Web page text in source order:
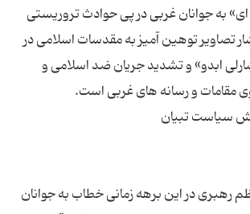
به جوانان غربی در پی حوادث تروریستی
تصاویر توهین آمیز به مقدسات اسلامی در
ابدو» و تشدید جریان ضد اسلامی و
رهبری در این برهه زمانی خطاب به جوانان